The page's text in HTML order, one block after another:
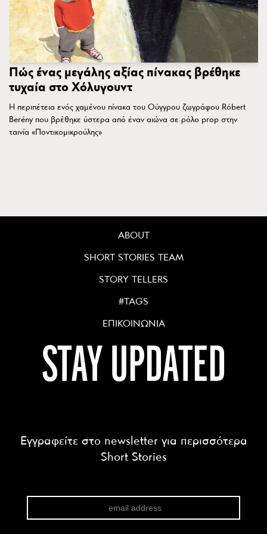
Πώς ένας μεγάλης αξίας πίνακας βρέθηκε
τυχαία στο Χόλυγουντ
Η περιπέτεια ενός χαμένου πίνακα του Ούγγρου ζωγράφου Róbert
Berény που βρέθηκε ύστερα από έναν αιώνα σε ρόλο prop στην
ταινία «Ποντικομικρούλης»
ABOUT
SHORT STORIES TEAM
STORY TELLERS
#TAGS
ΕΠΙΚΟΙΝΩΝΙΑ
STAY UPDATED
Εγγραφείτε στο newsletter για περισσότερα
Short Stories